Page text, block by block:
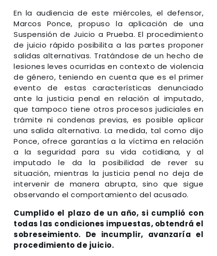
En la audiencia de este miércoles, el defensor,
Marcos Ponce, propuso la aplicación de una
Suspensión de Juicio a Prueba. El procedimiento
de juicio rápido posibilita a las partes proponer
salidas alternativas. Tratándose de un hecho de
lesiones leves ocurridas en contexto de violencia
de género, teniendo en cuenta que es el primer
evento de estas características denunciado
ante la justicia penal en relación al imputado,
que tampoco tiene otros procesos judiciales en
trámite ni condenas previas, es posible aplicar
una salida alternativa. La medida, tal como dijo
Ponce, ofrece garantías a la víctima en relación
a la seguridad para su vida cotidiana, y al
imputado le da la posibilidad de rever su
situación, mientras la justicia penal no deja de
intervenir de manera abrupta, sino que sigue
observando el comportamiento del acusado.
Cumplido el plazo de un año, si cumplió con
todas las condiciones impuestas, obtendrá el
sobreseimiento. De incumplir, avanzaría el
procedimiento de juicio.